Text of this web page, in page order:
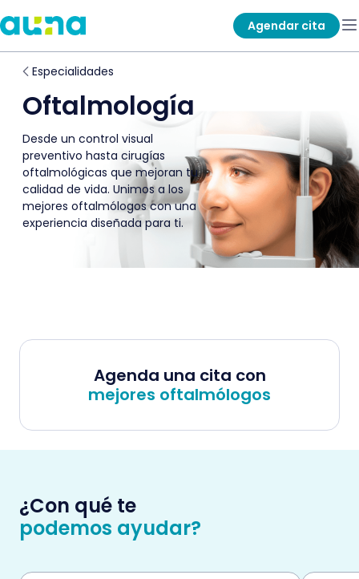
Agendar cita
Especialidades
Oftalmología
Desde un control visual
preventivo hasta cirugías
oftalmológicas que mejoran tu
calidad de vida. Unimos a los
mejores oftalmólogos con una
experiencia diseñada para ti.
Agenda una cita con
mejores oftalmólogos
¿Con qué te
podemos ayudar?